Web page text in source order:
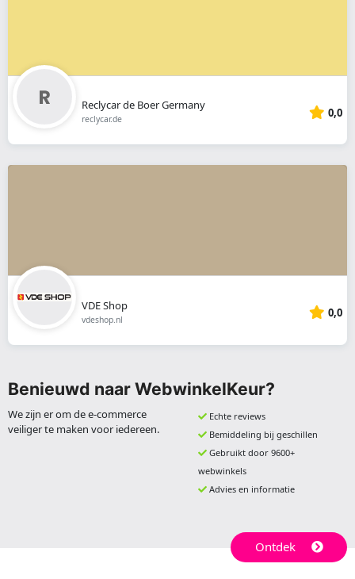
Reclycar de Boer Germany
reclycar.de 0,0
VDE Shop
vdeshop.nl 0,0
Benieuwd naar WebwinkelKeur?
We zijn er om de e-commerce
veiliger te maken voor iedereen.
Echte reviews
Bemiddeling bij geschillen
Gebruikt door 9600+
webwinkels
Advies en informatie
Ontdek